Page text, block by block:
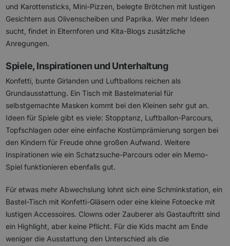
und Karottensticks, Mini-Pizzen, belegte Brötchen mit lustigen
Gesichtern aus Olivenscheiben und Paprika. Wer mehr Ideen
sucht, findet in Elternforen und Kita-Blogs zusätzliche
Anregungen.
Spiele, Inspirationen und Unterhaltung
Konfetti, bunte Girlanden und Luftballons reichen als
Grundausstattung. Ein Tisch mit Bastelmaterial für
selbstgemachte Masken kommt bei den Kleinen sehr gut an.
Ideen für Spiele gibt es viele: Stopptanz, Luftballon-Parcours,
Topfschlagen oder eine einfache Kostümprämierung sorgen bei
den Kindern für Freude ohne großen Aufwand. Weitere
Inspirationen wie ein Schatzsuche-Parcours oder ein Memo-
Spiel funktionieren ebenfalls gut.
Für etwas mehr Abwechslung lohnt sich eine Schminkstation, ein
Bastel-Tisch mit Konfetti-Gläsern oder eine kleine Fotoecke mit
lustigen Accessoires. Clowns oder Zauberer als Gastauftritt sind
ein Highlight, aber keine Pflicht. Für die Kids macht am Ende
weniger die Ausstattung den Unterschied als die